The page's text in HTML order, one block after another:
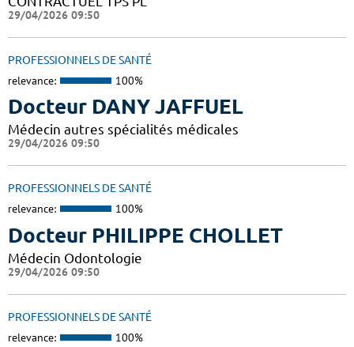
29/04/2026 09:50
PROFESSIONNELS DE SANTÉ
relevance: 100%
Docteur DANY JAFFUEL
Médecin autres spécialités médicales
29/04/2026 09:50
PROFESSIONNELS DE SANTÉ
relevance: 100%
Docteur PHILIPPE CHOLLET
Médecin Odontologie
29/04/2026 09:50
PROFESSIONNELS DE SANTÉ
relevance: 100%